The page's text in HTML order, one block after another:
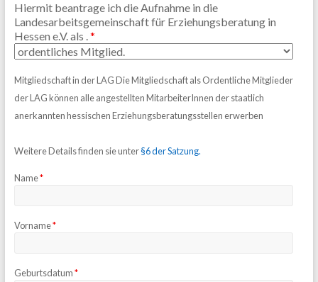
Hiermit beantrage ich die Aufnahme in die
Landesarbeitsgemeinschaft für Erziehungsberatung in
Hessen e.V. als .*
Mitgliedschaft in der LAG Die Mitgliedschaft als Ordentliche Mitglieder
der LAG können alle angestellten MitarbeiterInnen der staatlich
anerkannten hessischen Erziehungsberatungsstellen erwerben
Weitere Details finden sie unter§6 der Satzung.
Name*
Vorname*
Geburtsdatum*